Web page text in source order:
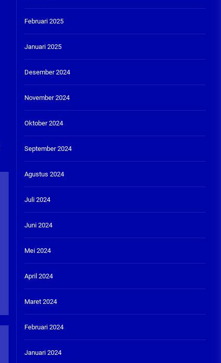
Februari 2025
Januari 2025
Desember 2024
November 2024
Oktober 2024
September 2024
Agustus 2024
Juli 2024
Juni 2024
Mei 2024
April 2024
Maret 2024
Februari 2024
Januari 2024